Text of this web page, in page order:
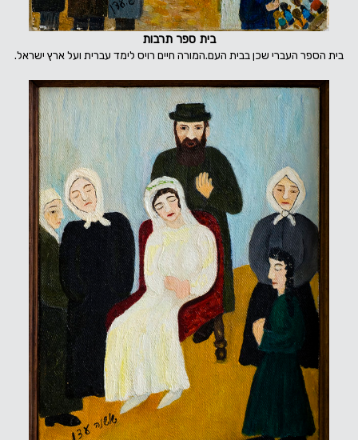
בית ספר תרבות
בית הספר העברי שכן בבית העם.המורה חיים רויס לימד עברית ועל ארץ ישראל.